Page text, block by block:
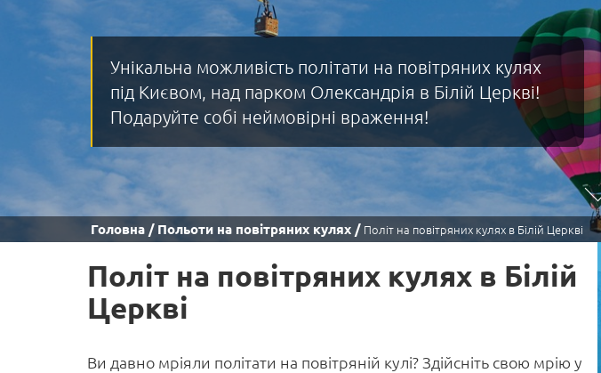
Унікальна можливість політати на повітряних кулях
під Києвом, над парком Олександрія в Білій Церкві!
Подаруйте собі неймовірні враження!
Головна Польоти на повітряних кулях Політ на повітряних кулях в Білій Церкві
Політ на повітряних кулях в Білій
Церкві
Ви давно мріяли політати на повітряній кулі? Здійсніть свою мрію у